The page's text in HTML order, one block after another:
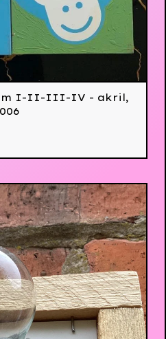
I-II-III-IV - akril,